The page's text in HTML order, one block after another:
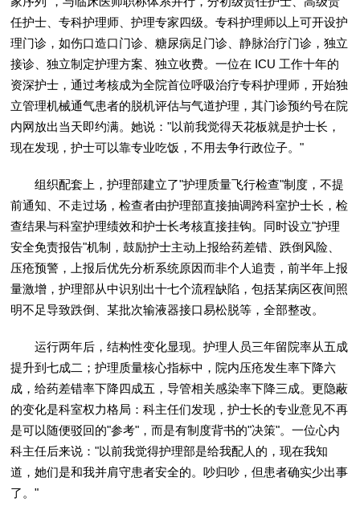
任护士、专科护理师、护理专家四级。专科护理师以上可开设护
理门诊，如伤口造口门诊、糖尿病足门诊、静脉治疗门诊，独立
接诊、独立制定护理方案、独立收费。一位在 ICU 工作十年的
资深护士，通过考核成为全院首位呼吸治疗专科护理师，开始独
立管理机械通气患者的脱机评估与气道护理，其门诊预约号在院
内网放出当天即约满。她说："以前我觉得天花板就是护士长，
现在发现，护士可以靠专业吃饭，不用去争行政位子。"
组织配套上，护理部建立了"护理质量飞行检查"制度，不提
前通知、不走过场，检查者由护理部直接抽调跨科室护士长，检
查结果与科室护理绩效和护士长考核直接挂钩。同时设立"护理
安全免责报告"机制，鼓励护士主动上报给药差错、跌倒风险、
压疮预警，上报后优先分析系统原因而非个人追责，前半年上报
量激增，护理部从中识别出十七个流程缺陷，包括某病区夜间照
明不足导致跌倒、某批次输液器接口易松脱等，全部整改。
运行两年后，结构性变化显现。护理人员三年留院率从五成
提升到七成二；护理质量核心指标中，院内压疮发生率下降六
成，给药差错率下降四成五，导管相关感染率下降三成。更隐蔽
的变化是科室权力格局：科主任们发现，护士长的专业意见不再
是可以随便驳回的"参考"，而是有制度背书的"决策"。一位心内
科主任后来说："以前我觉得护理部是给我配人的，现在我知
道，她们是和我并肩守患者安全的。吵归吵，但患者确实少出事
了。"